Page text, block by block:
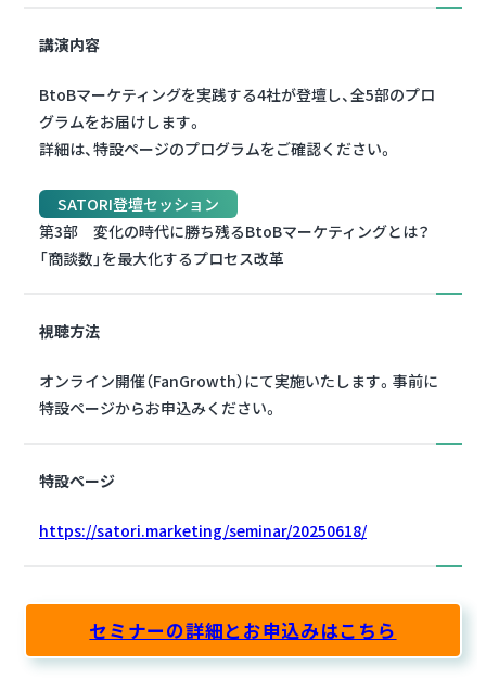
講演内容
BtoBマーケティングを実践する4社が登壇し、全5部のプロ
グラムをお届けします。
詳細は、特設ページのプログラムをご確認ください。
SATORI登壇セッション
第3部 変化の時代に勝ち残るBtoBマーケティングとは？
「商談数」を最大化するプロセス改革
視聴方法
オンライン開催（FanGrowth）にて実施いたします。事前に
特設ページからお申込みください。
特設ページ
https://satori.marketing/seminar/20250618/
セミナーの詳細とお申込みはこちら